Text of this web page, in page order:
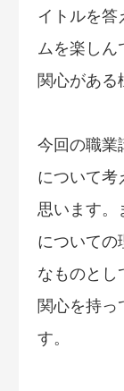
イトルを答
ムを楽しん
関心がある
今回の職業
について考
思います。
についての
なものとし
関心を持っ
す。